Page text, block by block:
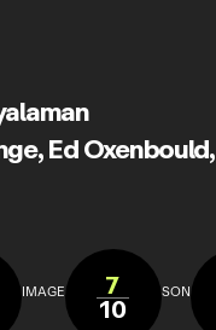
,Ed Oxenbould,
IMAGE 7
10 SON